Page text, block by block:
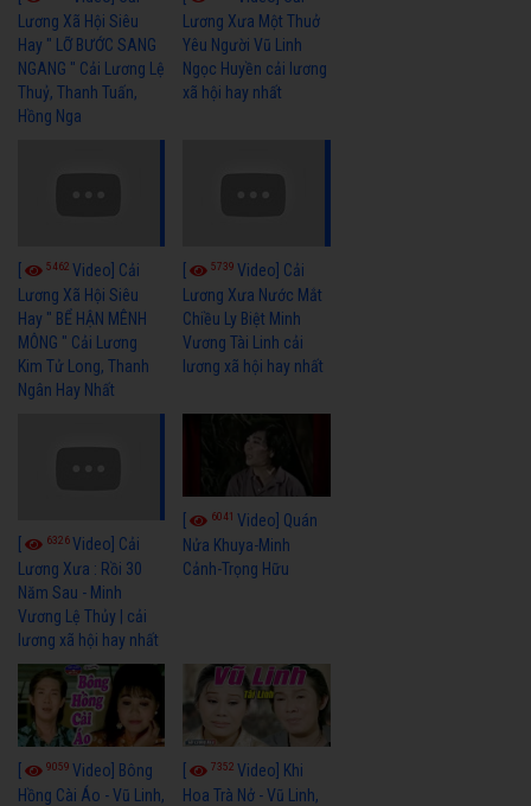
Lương Xã Hội Siêu
Hay " LỠ BƯỚC SANG
NGANG " Cải Lương Lệ
Thuỷ, Thanh Tuấn,
Hồng Nga
Lương Xưa Một Thuở
Yêu Người Vũ Linh
Ngọc Huyền cải lương
xã hội hay nhất
5462 Video] Cải
Lương Xã Hội Siêu
Hay " BỂ HẬN MÊNH
MÔNG " Cải Lương
Kim Tử Long, Thanh
Ngân Hay Nhất
5739Video] Cải
Lương Xưa Nước Mắt
Chiều Ly Biệt Minh
Vương Tài Linh cải
lương xã hội hay nhất
6326Video] Cải
Lương Xưa : Rồi 30
Năm Sau - Minh
Vương Lệ Thủy | cải
lương xã hội hay nhất
6041Video] Quán
Nửa Khuya-Minh
Cảnh-Trọng Hữu
9059 Video] Bông
Hồng Cài Áo - Vũ Linh,
7352Video] Khi
Hoa Trà Nở - Vũ Linh,